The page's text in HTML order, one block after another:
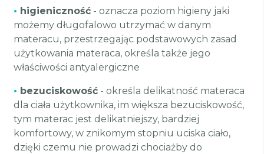
• higieniczność - oznacza poziom higieny jaki
możemy długofalowo utrzymać w danym
materacu, przestrzegając podstawowych zasad
użytkowania materaca, określa także jego
właściwości antyalergiczne
• bezuciskowość - określa delikatność materaca
dla ciała użytkownika, im większa bezuciskowość,
tym materac jest delikatniejszy, bardziej
komfortowy, w znikomym stopniu uciska ciało,
dzięki czemu nie prowadzi chociażby do